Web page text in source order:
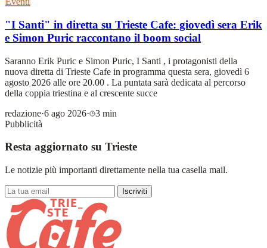
"I Santi" in diretta su Trieste Cafe: giovedì sera Erik
e Simon Puric raccontano il boom social
Saranno Erik Puric e Simon Puric, I Santi , i protagonisti della
nuova diretta di Trieste Cafe in programma questa sera, giovedì 6
agosto 2026 alle ore 20.00 . La puntata sarà dedicata al percorso
della coppia triestina e al crescente succe
redazione·6 ago 2026·
3 min
Pubblicità
Resta aggiornato su Trieste
Le notizie più importanti direttamente nella tua casella mail.
Iscriviti